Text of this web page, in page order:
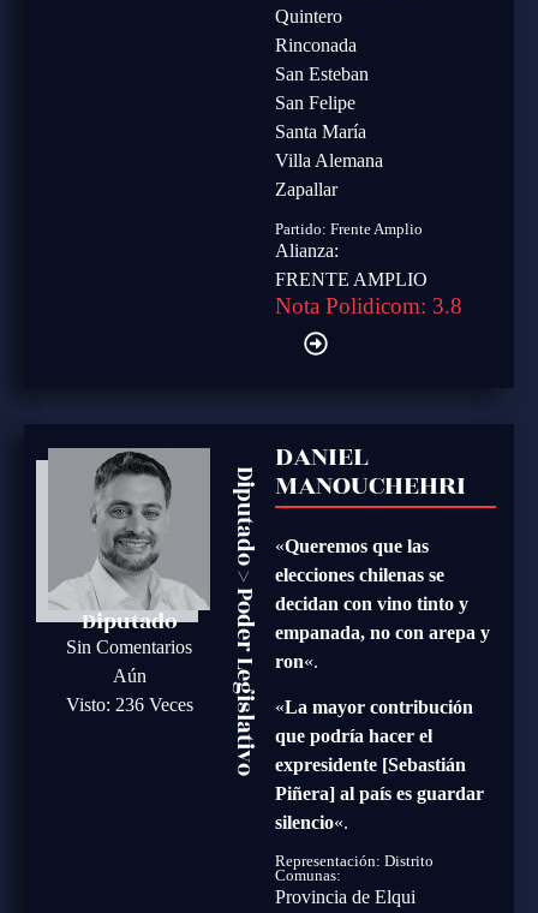
Quintero
Rinconada
San Esteban
San Felipe
Santa María
Villa Alemana
Zapallar
Partido: Frente Amplio
Alianza:
FRENTE AMPLIO
Nota Polidicom: 3.8
Diputado
Sin Comentarios
Aún
Visto: 236 Veces
Diputado
>
Poder Legislativo
DANIEL
MANOUCHEHRI
«Queremos que las
elecciones chilenas se
decidan con vino tinto y
empanada, no con arepa y
ron«.
«La mayor contribución
que podría hacer el
expresidente [Sebastián
Piñera] al país es guardar
silencio«.
Representación: Distrito
Comunas:
Provincia de Elqui